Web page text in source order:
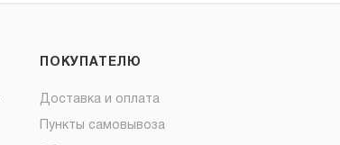
ПОКУПАТЕЛЮ
Доставка и оплата
Пункты самовывоза